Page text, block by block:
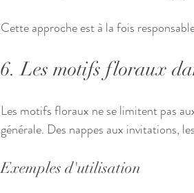
Cette approche est à la fois
6. Les motifs floraux
Les motifs floraux ne se limitent pas
générale. Des nappes aux invitations,
Exemples d'utilisation